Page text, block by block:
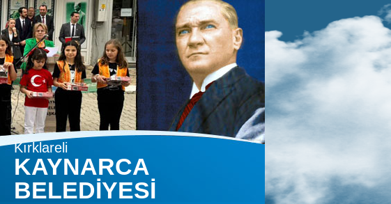
Kırklareli
KAYNARCA
BELEDİYESİ